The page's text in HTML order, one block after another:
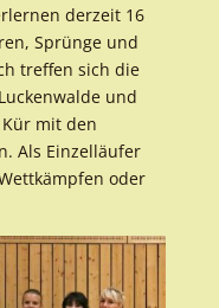
derzeit 16
Sprünge und
treffen sich die
und
mit den
Als Einzelläufer
oder